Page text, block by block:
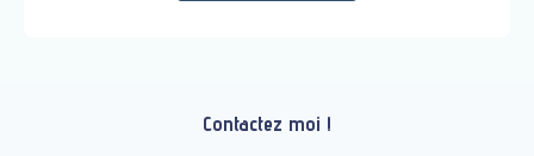
Contactez moi !